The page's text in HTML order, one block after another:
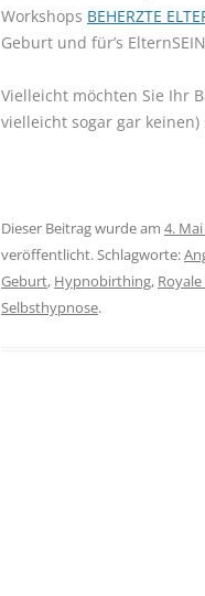
Workshops BEHERZTE
Geburt und für’s
Vielleicht möchten Sie Ihr
vielleicht sogar gar
Dieser Beitrag wurde am 4.
veröffentlicht. Schlagworte:
Geburt, Hypnobirthing,
Selbsthypnose.